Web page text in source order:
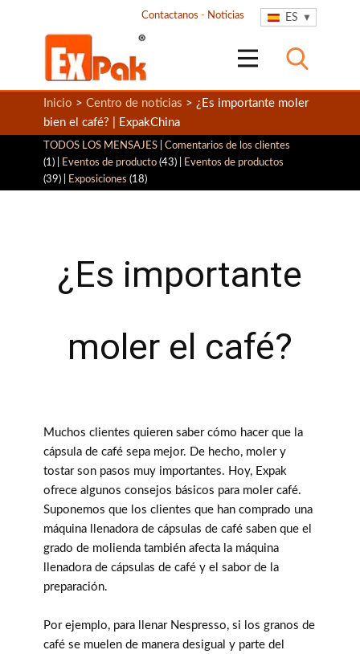
ES
Contactanos - Noticias
Inicio > Centro de noticias > ¿Es importante moler
bien el café? | ExpakChina
TODOS LOS MENSAJES
Comentarios de los clientes
(1) |
Eventos de producto (43) |
Eventos de productos
(39) |
Exposiciones (18)
¿Es importante
moler el café?
Muchos clientes quieren saber cómo hacer que la
cápsula de café sepa mejor. De hecho, moler y
tostar son pasos muy importantes. Hoy, Expak
ofrece algunos consejos básicos para moler café.
Suponemos que los clientes que han comprado una
máquina llenadora de cápsulas de café saben que el
grado de molienda también afecta la máquina
llenadora de cápsulas de café y el sabor de la
preparación.
Por ejemplo, para llenar Nespresso, si los granos de
café se muelen de manera desigual y parte del